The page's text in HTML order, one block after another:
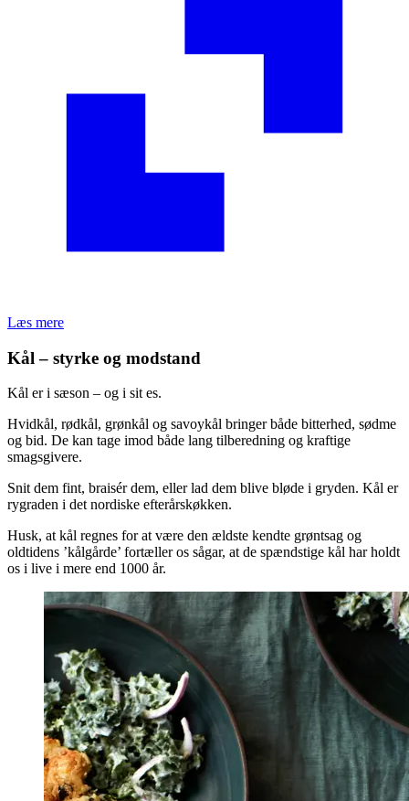
Læs mere
Kål – styrke og modstand
Kål er i sæson – og i sit es.
Hvidkål, rødkål, grønkål og savoykål bringer både bitterhed, sødme
og bid. De kan tage imod både lang tilberedning og kraftige
smagsgivere.
Snit dem fint, braisér dem, eller lad dem blive bløde i gryden. Kål er
rygraden i det nordiske efterårskøkken.
Husk, at kål regnes for at være den ældste kendte grøntsag og
oldtidens ’kålgårde’ fortæller os sågar, at de spændstige kål har holdt
os i live i mere end 1000 år.